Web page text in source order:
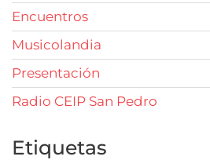
Encuentros
Musicolandia
Presentación
Radio CEIP San Pedro
Etiquetas